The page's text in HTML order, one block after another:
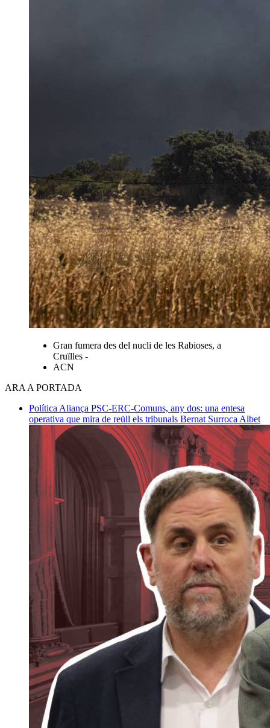
Gran fumera des del nucli de les Rabioses, a
Cruïlles -
ACN
ARA A PORTADA
Política Aliança PSC-ERC-Comuns, any dos: una entesa
operativa que mira de reüll els tribunals Bernat Surroca Albet